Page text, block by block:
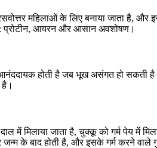
महिलाओं के लिए बनाया जाता है, और
प्रोटीन, आयरन और आसान अवशोषण।
होती है जब भूख असंगत हो सकती
मिलाया जाता है, चुक्कू को गर्म पेय में
के बाद होती है, और इसके गर्म करने वाले